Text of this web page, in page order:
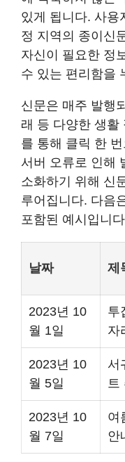
있게 됩니다. 사용
정 지역의 종이신
자신이 필요한 정
수 있는 편리함을
신문은 매주 발행
래 등 다양한 생활
를 통해 클릭 한
서버 오류로 인해
소화하기 위해 신
루어집니다. 다음
포함된 예시입니
날짜 제
2023년 10
월 1일
투
자
2023년 10
월 5일
서
트
2023년 10
월 7일
여
안